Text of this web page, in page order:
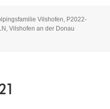
Vilshofen P2022-
,Vilshofen an der Donau
2022